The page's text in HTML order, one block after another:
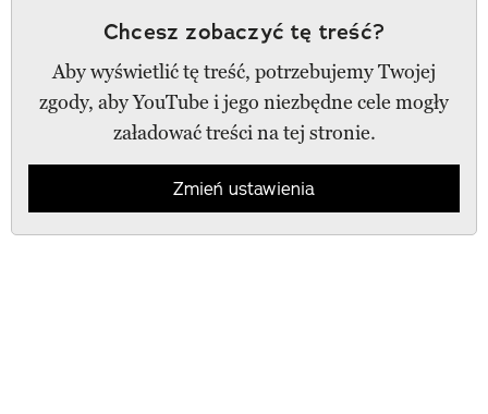
Chcesz zobaczyć tę treść?
Aby wyświetlić tę treść, potrzebujemy Twojej
zgody, aby YouTube i jego niezbędne cele mogły
załadować treści na tej stronie.
Zmień ustawienia